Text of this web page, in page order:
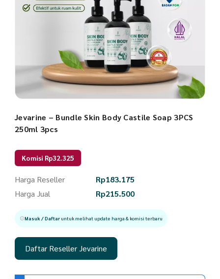
Jevarine – Bundle Skin Body Castile Soap 3PCS
250ml 3pcs
Komisi Rp32.325
Harga Reseller Rp183.175
Harga Jual
Rp215.500
Masuk / Daftaruntuk melihat update harga & komisi terbaru
Daftar Reseller Jevarine